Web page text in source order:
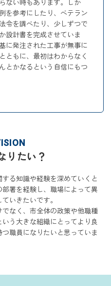
ない時もあります。しか
を参考にしたり、ベテラン
令を調べたり、少しずつで
設計書を完成させていま
に発注された工事が無事に
ともに、最初はわからなく
とかなるという自信にもつ
りたい？
る知識や経験を深めていくと
署を経験し、職場によって異
いきたいです。
なく、市全体の政策や他職種
う大きな組織にとってより良
職員になりたいと思っていま